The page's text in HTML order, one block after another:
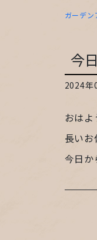
ガーデン
今
2024年
おは
長い
今日か